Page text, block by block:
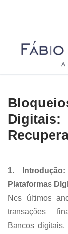
1.
Plataformas
Nos últimos
transações
Bancos digitais,